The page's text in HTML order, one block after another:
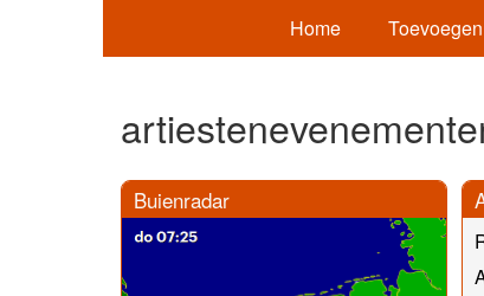
Home Toevoegen
Buienradar